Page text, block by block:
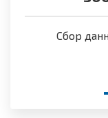
Сбор